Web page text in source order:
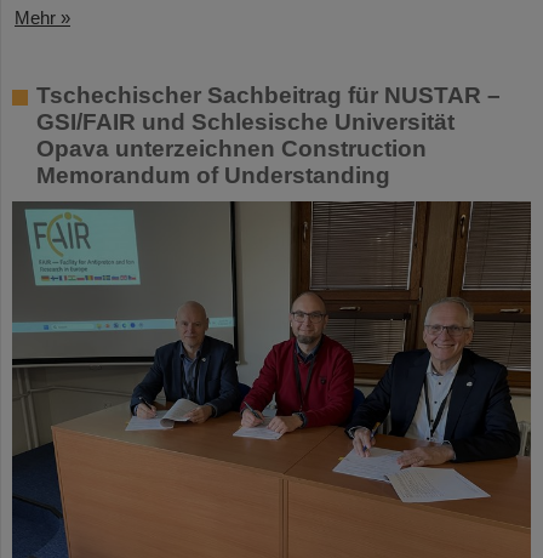
Mehr »
Tschechischer Sachbeitrag für NUSTAR –
GSI/FAIR und Schlesische Universität
Opava unterzeichnen Construction
Memorandum of Understanding